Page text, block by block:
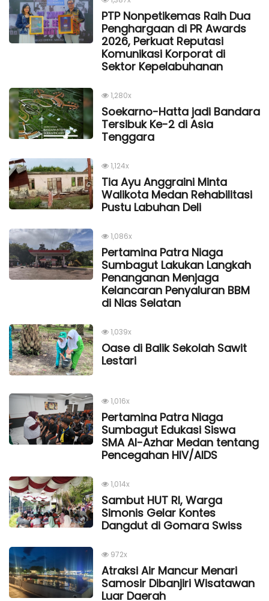
PTP Nonpetikemas Raih Dua
Penghargaan di PR Awards
2026, Perkuat Reputasi
Komunikasi Korporat di
Sektor Kepelabuhanan
1,280x
Soekarno-Hatta jadi Bandara
Tersibuk Ke-2 di Asia
Tenggara
1,124x
Tia Ayu Anggraini Minta
Walikota Medan Rehabilitasi
Pustu Labuhan Deli
1,086x
Pertamina Patra Niaga
Sumbagut Lakukan Langkah
Penanganan Menjaga
Kelancaran Penyaluran BBM
di Nias Selatan
1,039x
Oase di Balik Sekolah Sawit
Lestari
1,016x
Pertamina Patra Niaga
Sumbagut Edukasi Siswa
SMA Al-Azhar Medan tentang
Pencegahan HIV/AIDS
1,014x
Sambut HUT RI, Warga
Simonis Gelar Kontes
Dangdut di Gomara Swiss
972x
Atraksi Air Mancur Menari
Samosir Dibanjiri Wisatawan
Luar Daerah